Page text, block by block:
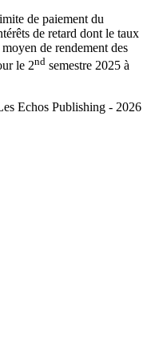
de paiement du
de retard dont le taux
de rendement des
le 2nd semestre 2025 à
Echos Publishing - 2026